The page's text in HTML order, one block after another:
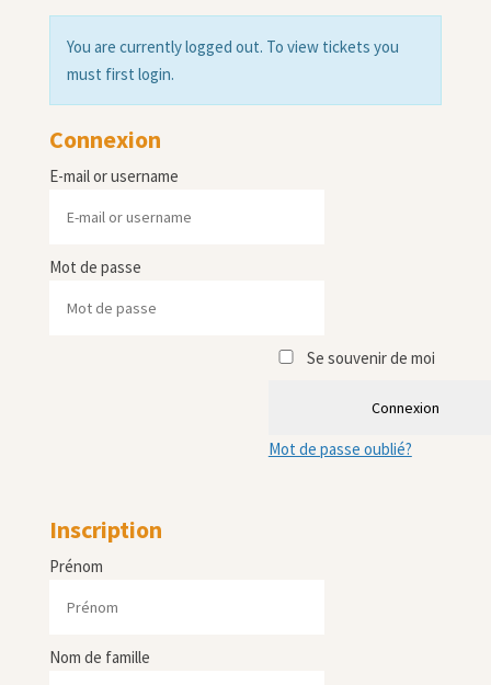
You are currently logged out. To view tickets you
must first login.
Connexion
E-mail or username
Mot de passe
Se souvenir de moi
Connexion
Mot de passe oublié?
Inscription
Prénom
Nom de famille